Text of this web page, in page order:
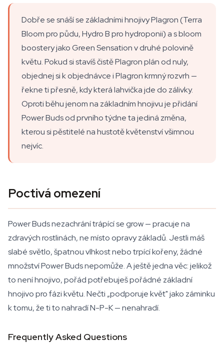
Dobře se snáší se základními hnojivy Plagron (Terra
Bloom pro půdu, Hydro B pro hydroponii) a s bloom
boostery jako Green Sensation v druhé polovině
květu. Pokud si stavíš čistě Plagron plán od nuly,
objednej si k objednávce i Plagron krmný rozvrh —
řekne ti přesně, kdy která lahvička jde do zálivky.
Oproti běhu jenom na základním hnojivu je přidání
Power Buds od prvního týdne ta jediná změna,
kterou si pěstitelé na hustotě květenství všimnou
nejvíc.
Poctivá omezení
Power Buds nezachrání trápící se grow — pracuje na
zdravých rostlinách, ne místo opravy základů. Jestli máš
slabé světlo, špatnou vlhkost nebo trpící kořeny, žádné
množství Power Buds nepomůže. A ještě jedna věc: jelikož
to není hnojivo, pořád potřebuješ pořádné základní
hnojivo pro fázi květu. Nečti „podporuje květ" jako záminku
k tomu, že ti to nahradí N-P-K — nenahradí.
Frequently Asked Questions